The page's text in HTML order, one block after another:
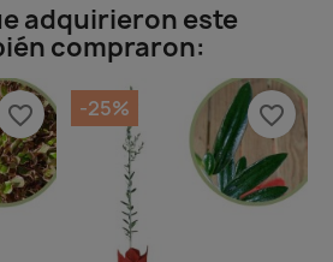
adquirieron este
compraron:
favorite_border -25% favorite_border